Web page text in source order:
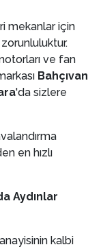
mekanlar için
ve fan
Bahçıvan
'da sizlere
en hızlı
Aydınlar
kalbi